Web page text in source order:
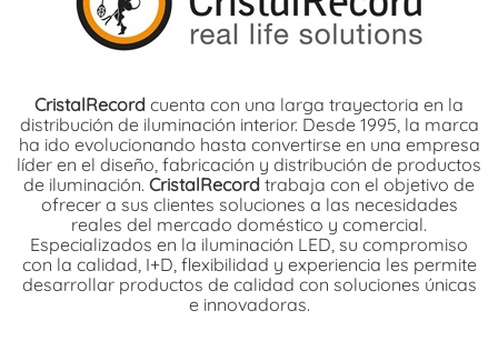
CristalRecord cuenta con una larga trayectoria en la
distribución de iluminación interior. Desde 1995, la marca
ha ido evolucionando hasta convertirse en una empresa
líder en el diseño, fabricación y distribución de productos
de iluminación. CristalRecord trabaja con el objetivo de
ofrecer a sus clientes soluciones a las necesidades
reales del mercado doméstico y comercial.
Especializados en la iluminación LED, su compromiso
con la calidad, I+D, flexibilidad y experiencia les permite
desarrollar productos de calidad con soluciones únicas
e innovadoras.